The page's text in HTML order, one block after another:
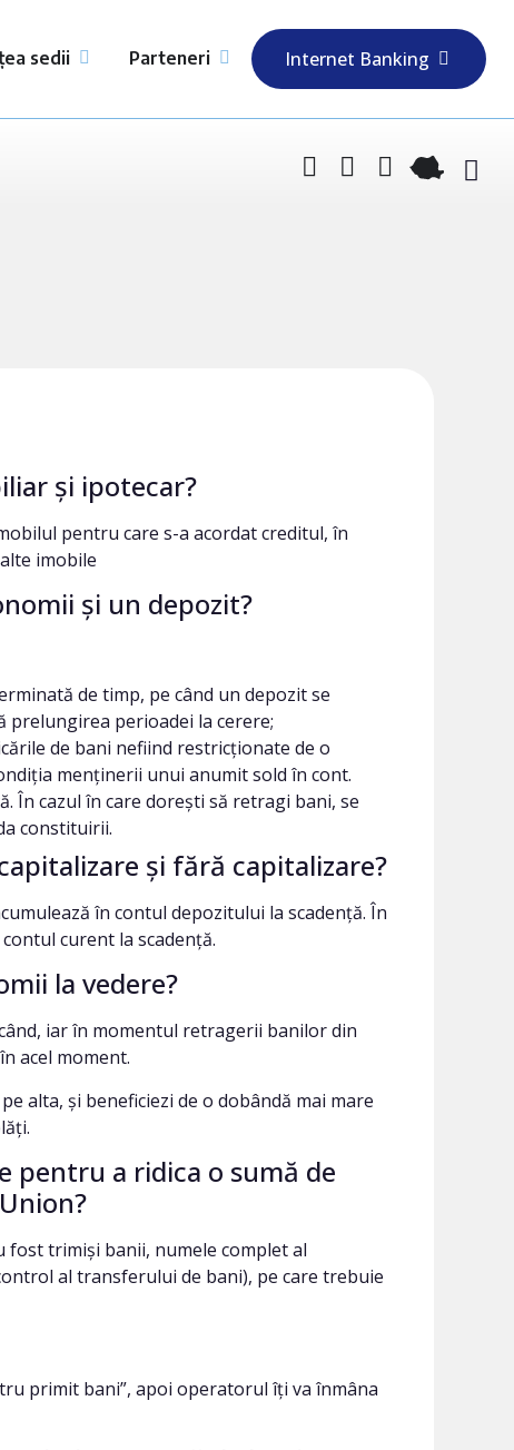
sedii Parteneri Internet Banking
și ipotecar?
pentru care s-a acordat creditul, în
imobile
și un depozit?
de timp, pe când un depozit se
prelungirea perioadei la cerere;
de bani nefiind restricționate de o
menținerii unui anumit sold în cont.
În cazul în care dorești să retragi bani, se
constituirii.
și fără capitalizare?
în contul depozitului la scadență. În
curent la scadență.
la vedere?
iar în momentul retragerii banilor din
acel moment.
alta, și beneficiezi de o dobândă mai mare
pentru a ridica o sumă de
trimiși banii, numele complet al
al transferului de bani), pe care trebuie
primit bani”, apoi operatorul îți va înmâna